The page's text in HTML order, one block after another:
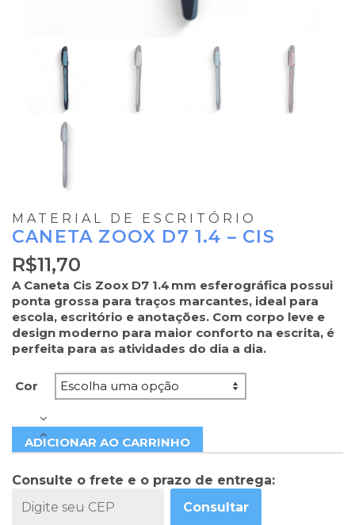
MATERIAL DE ESCRITÓRIO
CANETA ZOOX D7 1.4 – CIS
R$11,70
A Caneta Cis Zoox D7 1.4 mm esferográfica possui
ponta grossa para traços marcantes, ideal para
escola, escritório e anotações. Com corpo leve e
design moderno para maior conforto na escrita, é
perfeita para as atividades do dia a dia.
Cor
ADICIONAR AO CARRINHO
Consulte o frete e o prazo de entrega:
Consultar